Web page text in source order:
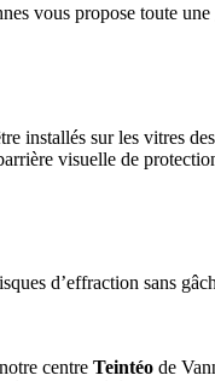
vous propose toute
installés sur les vitres
visuelle de
d’effraction sans
centre Teintéo de